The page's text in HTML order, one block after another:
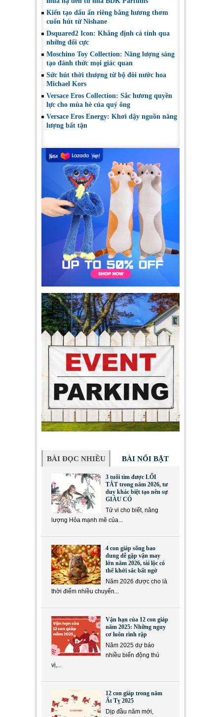
Kiến tạo dấu ấn riêng bằng hương thơm
cuốn hút từ Nishane
Dsquared2 Icon: Khẳng định cá tính qua
những đối cực
Moschino Toy Collection: Năng lượng sáng
tạo đánh thức mọi giác quan
Sức hút thời thượng từ bộ đôi nước hoa
Michael Kors
Versace Eros Collection: Sắc hương quyền
lực cho mùa hè của quý ông
Versace Eros Energy: Khơi dậy nguồn năng
lượng bất tận
BÀI ĐỌC NHIỀU BÀI NỔI BẬT
3 tuổi tìm được LỐI
TẮT trong năm 2026, tư
duy khác biệt tạo nên sự
GIÀU CÓ
Tử vi cho biết, năng
lượng Hỏa mạnh mẽ của...
4 con giáp sống bao
dung dễ gặp vận may
lớn năm 2026, tài lộc có
thể khởi sắc bất ngờ
Năm 2026 được cho là
thời điểm nhiều chuyển...
Vận hạn của 12 con giáp
năm 2025: Những nguy
cơ luôn rình rập
Năm 2025 dự báo
nhiều biến động thú
vị,...
12 con giáp trong năm
Ất Tỵ 2025
Dịp đầu năm mới,